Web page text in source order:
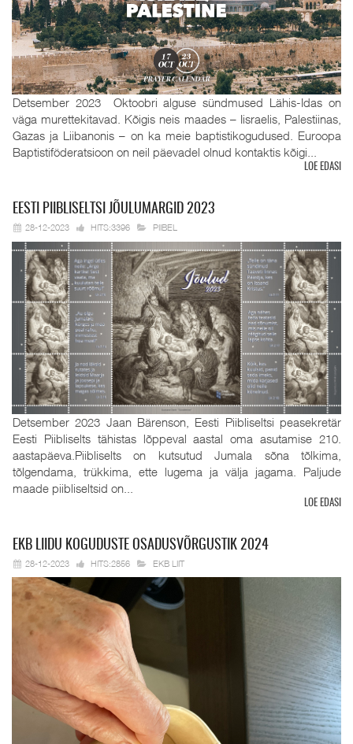
Detsember 2023 Oktoobri alguse sündmused Lähis-Idas on
väga murettekitavad. Kõigis neis maades – Iisraelis, Palestiinas,
Gazas ja Liibanonis – on ka meie baptistikogudused. Euroopa
Baptistiföderatsioon on neil päevadel olnud kontaktis kõigi...
LOE EDASI
EESTI PIIBLISELTSI JÕULUMARGID 2023
28-12-2023 HITS:3396 PIIBEL
Detsember 2023 Jaan Bärenson, Eesti Piibliseltsi peasekretär
Eesti Piibliselts tähistas lõppeval aastal oma asutamise 210.
aastapäeva.Piibliselts on kutsutud Jumala sõna tõlkima,
tõlgendama, trükkima, ette lugema ja välja jagama. Paljude
maade piibliseltsid on...
LOE EDASI
EKB LIIDU KOGUDUSTE OSADUSVÕRGUSTIK 2024
28-12-2023 HITS:2856 EKB LIIT